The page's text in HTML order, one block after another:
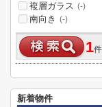
複層ガラス (-)
南向き (-)
1
新着物件